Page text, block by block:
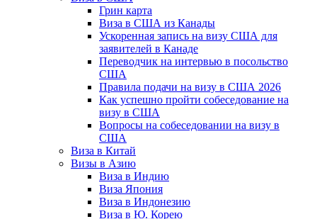
Грин карта
Виза в США из Канады
Ускоренная запись на визу США для
заявителей в Канаде
Переводчик на интервью в посольство
США
Правила подачи на визу в США 2026
Как успешно пройти собеседование на
визу в США
Вопросы на собеседовании на визу в
США
Виза в Китай
Визы в Азию
Виза в Индию
Виза Япония
Виза в Индонезию
Виза в Ю. Корею